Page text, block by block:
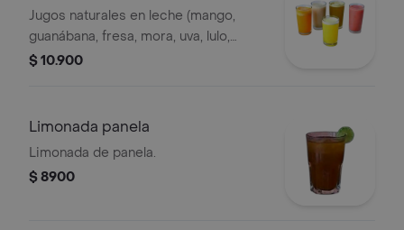
Jugos naturales en leche (mango,
guanábana, fresa, mora, uva, lulo,
maracuyá).
$ 10.900
Limonada panela
Limonada de panela.
$ 8900